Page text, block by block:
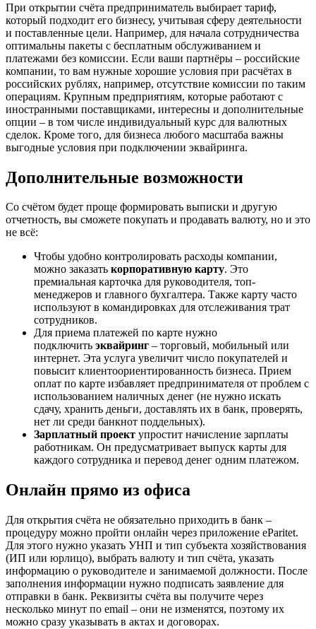
При открытии счёта предприниматель выбирает тариф,
который подходит его бизнесу, учитывая сферу деятельности
и поставленные цели. Например, для начала сотрудничества
оптимальны пакеты с бесплатным обслуживанием и
платежами без комиссии. Если ваши партнёры – российские
компании, то вам нужные хорошие условия при расчётах в
российских рублях, например, отсутствие комиссии по таким
операциям. Крупным предприятиям, которые работают с
иностранными поставщиками, интересны и дополнительные
опции – в том числе индивидуальный курс для валютных
сделок. Кроме того, для бизнеса любого масштаба важны
выгодные условия при подключении эквайринга.
Дополнительные возможности
Со счётом будет проще формировать выписки и другую
отчетность, вы сможете покупать и продавать валюту, но и это
не всё:
Чтобы удобно контролировать расходы компании,
можно заказать корпоративную карту. Это
премиальная карточка для руководителя, топ-
менеджеров и главного бухгалтера. Также карту часто
используют в командировках для отслеживания трат
сотрудников.
Для приема платежей по карте нужно
подключить эквайринг – торговый, мобильный или
интернет. Эта услуга увеличит число покупателей и
повысит клиентоориентированность бизнеса. Прием
оплат по карте избавляет предпринимателя от проблем с
использованием наличных денег (не нужно искать
сдачу, хранить деньги, доставлять их в банк, проверять,
нет ли среди банкнот поддельных).
Зарплатный проект упростит начисление зарплаты
работникам. Он предусматривает выпуск карты для
каждого сотрудника и перевод денег одним платежом.
Онлайн прямо из офиса
Для открытия счёта не обязательно приходить в банк –
процедуру можно пройти онлайн через приложение eParitet.
Для этого нужно указать УНП и тип субъекта хозяйствования
(ИП или юрлицо), выбрать валюту и тип счёта, указать
информацию о руководителе и занимаемой должности. После
заполнения информации нужно подписать заявление для
отправки в банк. Реквизиты счёта вы получите через
несколько минут по email – они не изменятся, поэтому их
можно сразу указывать в актах и договорах.